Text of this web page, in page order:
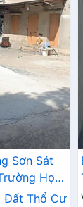
Sơn Sát
Học
Đất Thổ Cư